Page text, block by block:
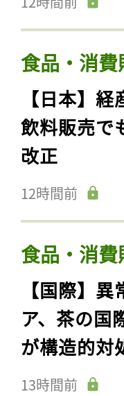
食品・消
【日本】
飲料販売で
改正
12時間前
食品・消
【国際】
ア、茶の国
が構造的対
13時間前